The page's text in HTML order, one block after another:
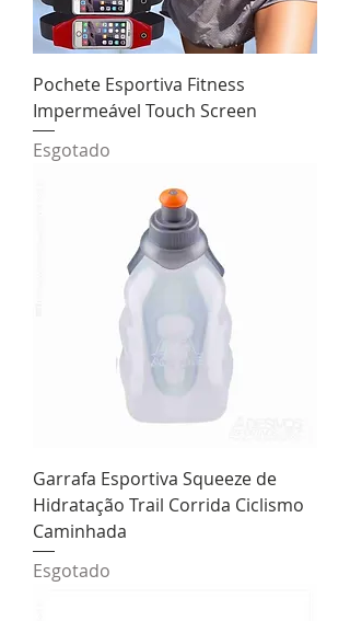
Pochete Esportiva Fitness
Impermeável Touch Screen
Esgotado
Garrafa Esportiva Squeeze de
Hidratação Trail Corrida Ciclismo
Caminhada
Esgotado